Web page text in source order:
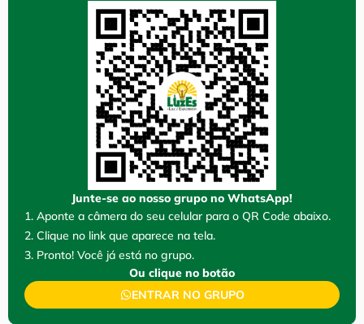
Junte-se ao nosso grupo no WhatsApp!
1. Aponte a câmera do seu celular para o QR Code abaixo.
2. Clique no link que aparece na tela.
3. Pronto! Você já está no grupo.
Ou clique no botão
ENTRAR NO GRUPO